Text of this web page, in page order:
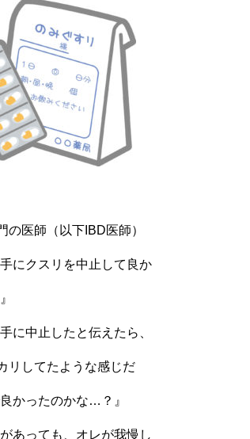
の医師（以下IBD医師）
にクスリを中止して良か
に中止したと伝えたら、
リしてたような感じだ
かったのかな…？』
あっても、オレが我慢し